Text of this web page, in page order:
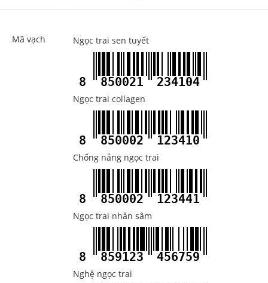
Mã vạch Ngọc trai sen tuyết
8 850021 234104
Ngọc trai collagen
8 850002 123410
Chống nắng ngọc trai
8 850002 123441
Ngọc trai nhân sâm
8 859123 456759
Nghệ ngọc trai